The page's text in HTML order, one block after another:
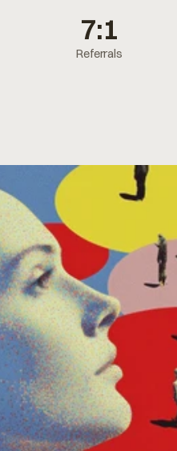
7:1
Referrals
Descarga
del
Conviértete en
Email